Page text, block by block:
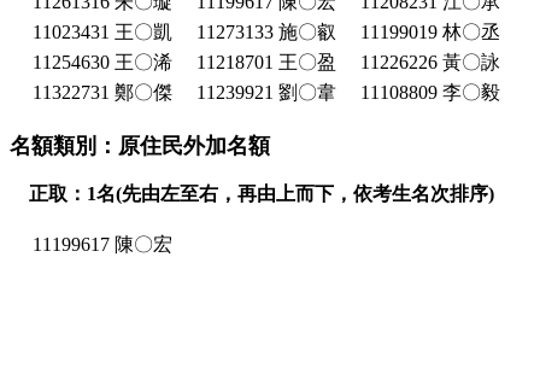
11023431 王〇凱
11273133 施〇叡
11199019 林〇丞
11254630 王〇浠
11218701 王〇盈
11226226 黃〇詠
11322731 鄭〇傑
11239921 劉〇韋 11108809 李〇毅
名額類別：原住民外加名額
正取：1名(先由左至右，再由上而下，依考生名次排序)
11199617 陳〇宏